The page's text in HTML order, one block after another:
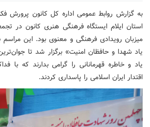
به گزارش روابط عمومی اداره کل کانون پرورش
استان ایلام ایستگاه فرهنگی هنری کانون در
میزبان رویدادی فرهنگی و معنوی بود. این
یاد شهدا و حافظان امنیت» برگزار شد تا
یاد و خاطره قهرمانانی را گرامی بدارند که با
اقتدار ایران اسلامی را پاسداری کردند.